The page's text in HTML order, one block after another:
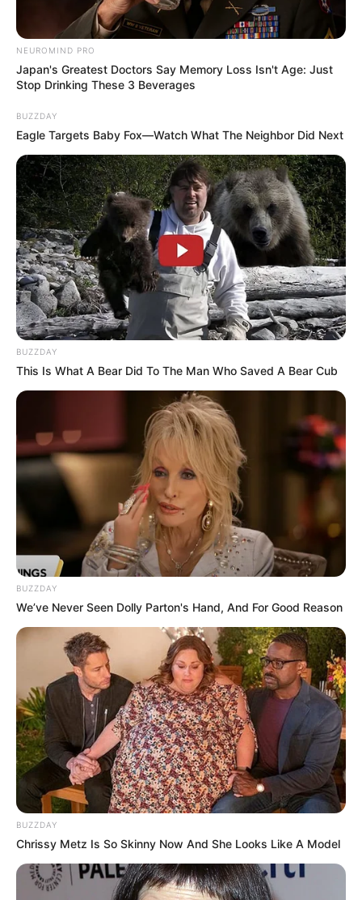
NEUROMIND PRO
Japan's Greatest Doctors Say Memory Loss Isn't Age: Just
Stop Drinking These 3 Beverages
BUZZDAY
Eagle Targets Baby Fox—Watch What The Neighbor Did Next
BUZZDAY
This Is What A Bear Did To The Man Who Saved A Bear Cub
BUZZDAY
We’ve Never Seen Dolly Parton's Hand, And For Good Reason
BUZZDAY
Chrissy Metz Is So Skinny Now And She Looks Like A Model